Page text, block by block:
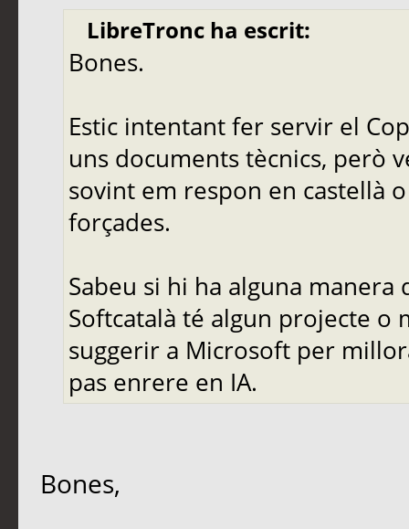
LibreTronc ha escrit:
Bones.
Estic intentant fer servir el
uns documents tècnics, però
sovint em respon en castellà
forçades.
Sabeu si hi ha alguna
Softcatalà té algun projecte o
suggerir a Microsoft per
pas enrere en IA.
Bones,